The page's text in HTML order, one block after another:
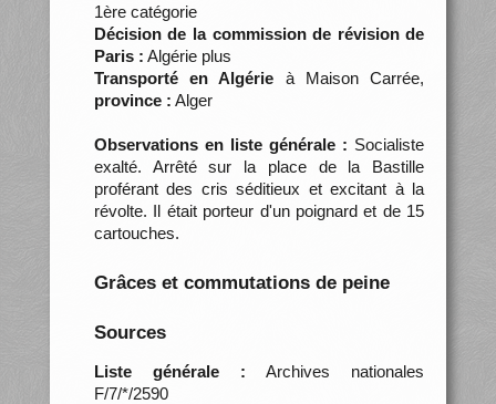
1ère catégorie
Décision de la commission de révision de
Paris : Algérie plus
Transporté en Algérie à Maison Carrée,
province : Alger
Observations en liste générale : Socialiste
exalté. Arrêté sur la place de la Bastille
proférant des cris séditieux et excitant à la
révolte. Il était porteur d'un poignard et de 15
cartouches.
Grâces et commutations de peine
Sources
Liste générale : Archives nationales
F/7/*/2590